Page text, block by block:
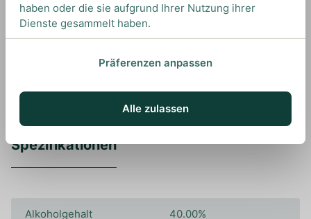
Wir empfehlen diesen Whiskey pur zu genießen
oder on the rocks, um weitere Aromen
Spezifikationen
Alkoholgehalt 40.00%
haben oder die sie aufgrund Ihrer Nutzung ihrer
Dienste gesammelt haben.
Präferenzen anpassen
Alle zulassen